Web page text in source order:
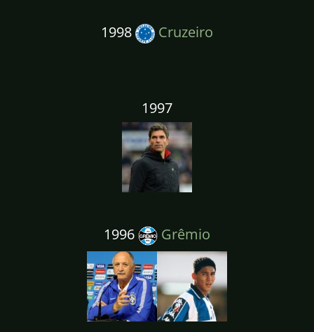
1998 Cruzeiro
1997
1996 Grêmio